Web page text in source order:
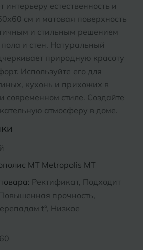
интерьеру естественность и
см и матовая поверхность
и стильным решением
и стен. Натуральный
природную красоту
Используйте его для
кухонь и прихожих в
современном стиле. Создайте
атмосферу в доме.
MT Metropolis MT
Ректификат, Подходит
прочность,
t°, Низкое
Тула
У Улан-Удэ
Ульяновск
Ч Чебоксары
Челябинск